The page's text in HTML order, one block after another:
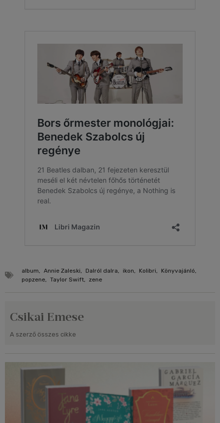
album Annie Zaleski Dalról dalra ikon Kolibri Könyvajánló
popzene
Taylor Swift zene
Csikai Emese
A szerző összes cikke